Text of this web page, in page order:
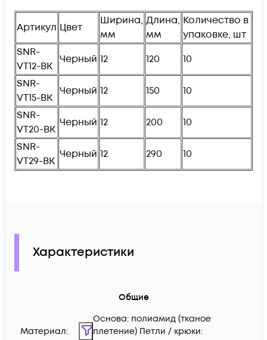
Артикул Цвет
Ширина,
мм
Длина,
мм
Количество в
упаковке, шт
SNR-
VT12-BK
Черный 12 120
10
SNR-
VT15-BK
Черный 12 150
10
SNR-
VT20-BK
Черный 12 200
10
SNR-
VT29-BK
Черный 12 290 10
Характеристики
Общие
Материал:
Основа: полиамид (тканое
плетение) Петли / крюки: